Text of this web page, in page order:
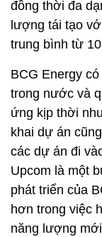
đồng thời đa
lượng tái tạo
trung bình từ
BCG Energy
trong nước và
ứng kịp thời
khai dự án
các dự án đi
Upcom là một
phát triển của
hơn trong việc
năng lượng